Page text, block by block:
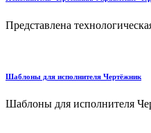
Представлена
Шаблоны для исполнителя Чертёжник
Шаблоны для исполнителя